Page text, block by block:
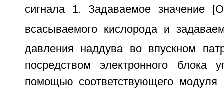
сигнала 1. Задаваемое значение [O
всасываемого кислорода и
давления наддува во впускном
посредством электронного блока
помощью соответствующего модуля